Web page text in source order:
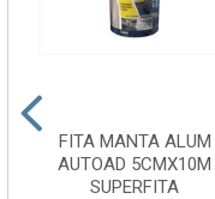
FITA MANTA ALUM
AUTOAD 5CMX10M
SUPERFITA